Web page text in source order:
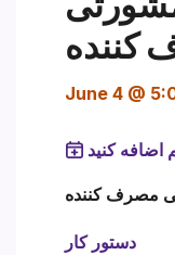
کننده
June 4 @
اضافه کنید
مصرف کننده
دستور کار